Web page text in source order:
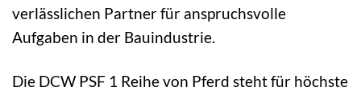
verlässlichen Partner für anspruchsvolle
Aufgaben in der Bauindustrie.
Die DCW PSF 1 Reihe von Pferd steht für höchste